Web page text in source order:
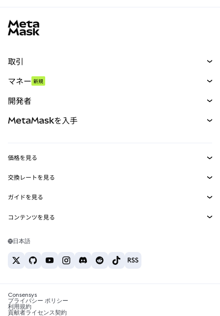
取引
パーペチュアル
RWA
マネー 新規
開発者
MetaMask Connect
Snaps
Web3サービス
MetaMaskを入手
セキュリティ
サポート
キャリア
お問い合わせ
価格を見る
イーサリアムの価格
Solanaの価格
Tetherの価格
交換レートを見る
ETH→USD
USDT→INR
BTC→INR
ETH→USDT
ガイドを見る
ETHの購入
USDTの購入
SHIBの購入
BNBの購入
コンテンツを見る
Solanaウォレット
税制関連ニュース
暗号資産の購入方法は？
日本語
Consensys
プライバシー ポリシー
利用規約
貢献者ライセンス契約